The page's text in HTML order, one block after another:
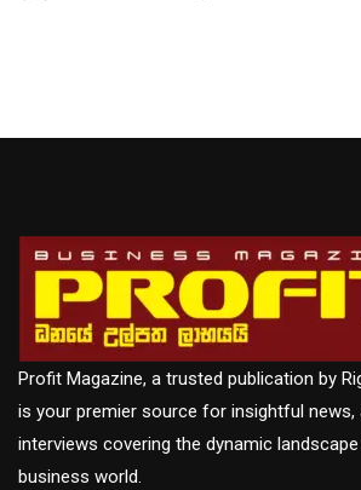
Profit Magazine, a trusted publication by
is your premier source for insightful news,
interviews covering the dynamic
business world.